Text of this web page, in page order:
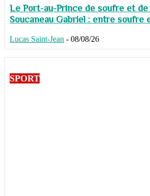
Le Port-au-Prince de soufre et de
Soucaneau Gabriel : entre soufre
Lucas Saint-Jean - 08/08/26
SPORT